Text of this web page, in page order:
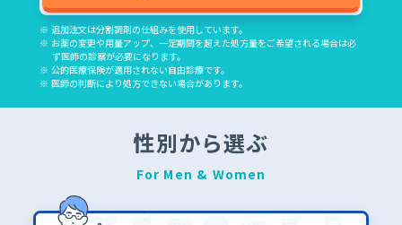
追加注文は分割調剤の仕組みを使用しています。
お薬の変更や用量アップ、一定期間を超えた処方量をご希望される場合は必
ず医師の診察が必要になります。
公的医療保険が適用されない自由診療です。
医師の判断により処方できない場合があります。
性別から選ぶ
For Men & Women